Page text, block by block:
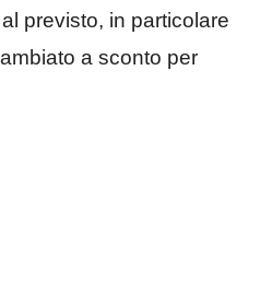
previsto, in particolare
a sconto per